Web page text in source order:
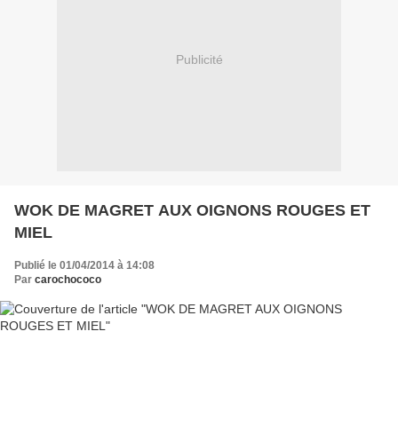
Publicité
WOK DE MAGRET AUX OIGNONS ROUGES ET
MIEL
Publié le 01/04/2014 à 14:08
Par carochococo